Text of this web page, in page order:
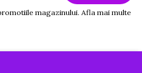
magazinului. Afla mai multe